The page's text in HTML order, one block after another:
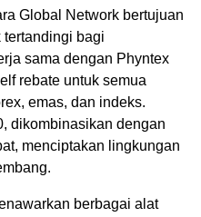
Global Network bertujuan
tertandingi bagi
sama dengan Phyntex
rebate untuk semua
emas, dan indeks.
dikombinasikan dengan
menciptakan lingkungan
berbagai alat